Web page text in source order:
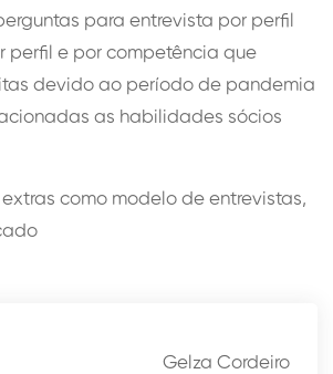
para entrevista por perfil
perfil e por competência que
devido ao período de pandemia
as habilidades sócios
como modelo de entrevistas,
Gelza Cordeiro